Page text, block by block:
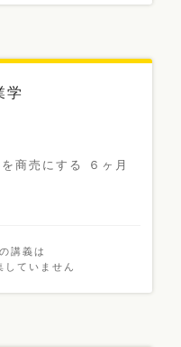
学
商売にする ６ヶ月
講義は
していません